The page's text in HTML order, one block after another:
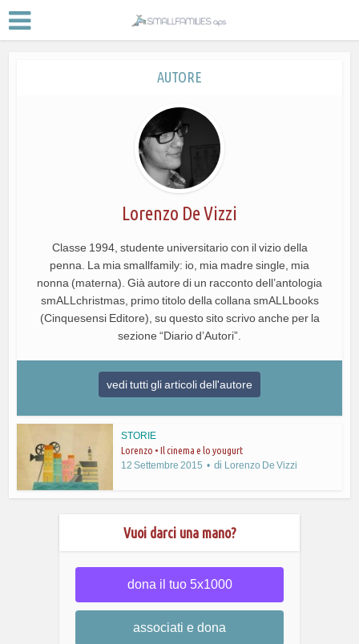
AUTORE
Lorenzo De Vizzi
Classe 1994, studente universitario con il vizio della
penna. La mia smallfamily: io, mia madre single, mia
nonna (materna). Già autore di un racconto dell’antologia
smALLchristmas, primo titolo della collana smALLbooks
(Cinquesensi Editore), su questo sito scrivo anche per la
sezione “Diario d’Autori”.
vedi tutti gli articoli dell'autore
STORIE
Lorenzo • Il cinema e lo yougurt
12 Settembre 2015
di Lorenzo De Vizzi
Vuoi darci una mano?
dona il tuo 5x1000
associati e dona